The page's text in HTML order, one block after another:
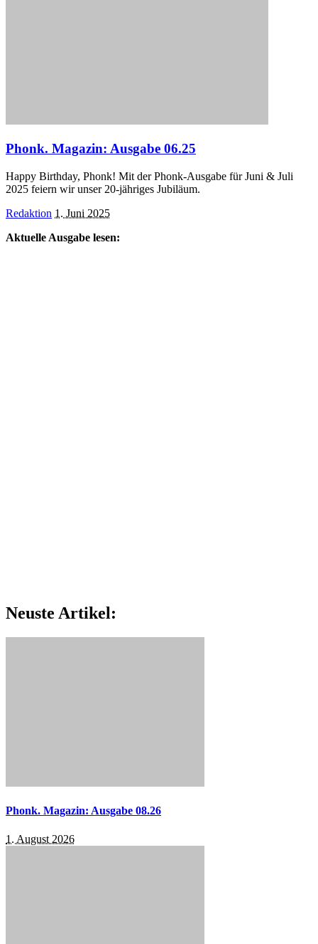
Phonk. Magazin: Ausgabe 06.25
Happy Birthday, Phonk! Mit der Phonk-Ausgabe für Juni & Juli
2025 feiern wir unser 20-jähriges Jubiläum.
Posted
Redaktion 1. Juni 2025
Aktuelle Ausgabe lesen:
Neuste Artikel:
Phonk. Magazin: Ausgabe 08.26
1. August 2026